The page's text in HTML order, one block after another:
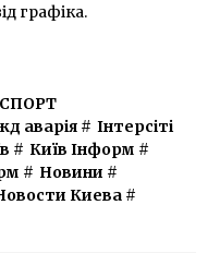
графіка.
аварія# Інтерсіті
# Київ Інформ #
# Новини #
Киева#